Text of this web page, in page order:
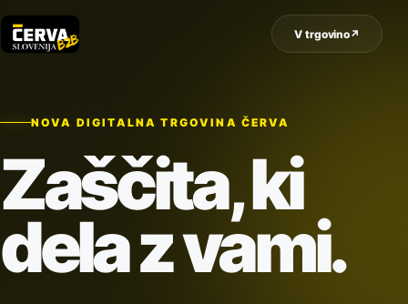
V trgovino↗
NOVA DIGITALNA TRGOVINA ČERVA
Zaščita, ki
dela z vami.